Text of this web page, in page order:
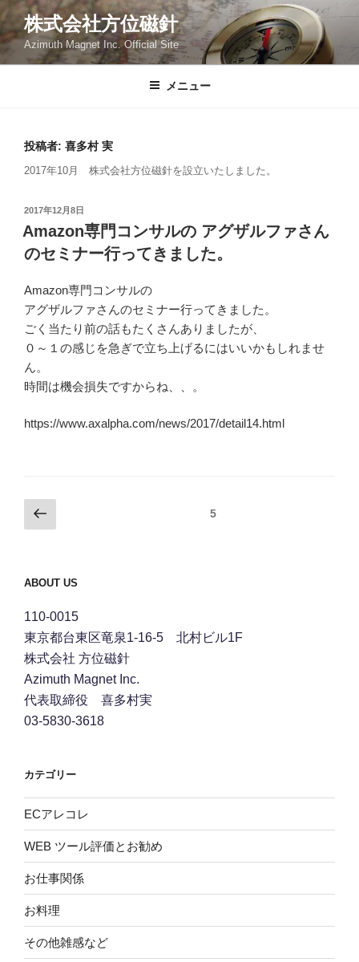
ン
テ
ン
株式会社方位磁針
Azimuth Magnet Inc. Official Site
メニュー
投稿者: 喜多村 実
2017年10月 株式会社方位磁針を設立いたしました。
投
稿
日:
2017年12月8日
Amazon専門コンサルの アグザルファさん
のセミナー行ってきました。
Amazon専門コンサルの
アグザルファさんのセミナー行ってきました。
ごく当たり前の話もたくさんありましたが、
０～１の感じを急ぎで立ち上げるにはいいかもしれませ
ん。
時間は機会損失ですからね、、。
https://www.axalpha.com/news/2017/detail14.html
投
稿
ビ
ー
シ
ョ
ン
前
の
ジ
ページ5
ABOUT US
110-0015
東京都台東区竜泉1-16-5 北村ビル1F
株式会社 方位磁針
Azimuth Magnet Inc.
代表取締役 喜多村実
03-5830-3618
カテゴリー
ECアレコレ
WEB ツール評価とお勧め
お仕事関係
お料理
その他雑感など